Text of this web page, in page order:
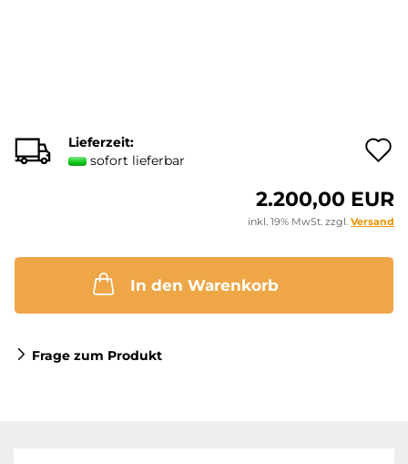
Lieferzeit:
sofort lieferbar
2.200,00 EUR
inkl. 19% MwSt. zzgl. Versand
In den Warenkorb
Frage zum Produkt